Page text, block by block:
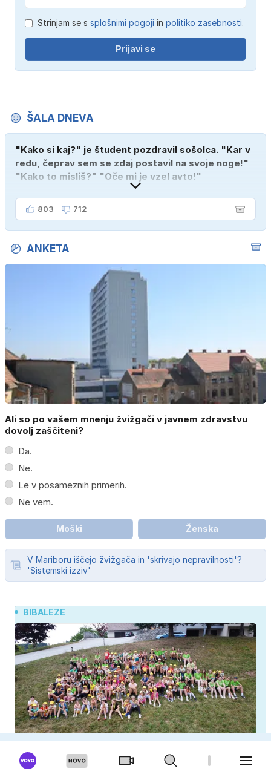
Strinjam se s splošnimi pogoji in politiko zasebnosti.
Prijavi se
ŠALA DNEVA
"Kako si kaj?" je študent pozdravil sošolca. "Kar v
redu, čeprav sem se zdaj postavil na svoje noge!"
"Kako to misliš?" "Oče mi je vzel avto!"
803 712
ANKETA
Ali so po vašem mnenju žvižgači v javnem zdravstvu
dovolj zaščiteni?
Da.
Ne.
Le v posameznih primerih.
Ne vem.
Moški Ženska
V Mariboru iščejo žvižgača in 'skrivajo nepravilnosti'?
'Sistemski izziv'
BIBALEZE
Otroci tu za en teden oddajo telefone, nato pa se
zgodi nekaj nepričakovanega